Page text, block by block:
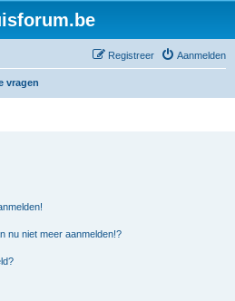
Aanmelden
Registreer
vragen
nu niet meer aanmelden!?